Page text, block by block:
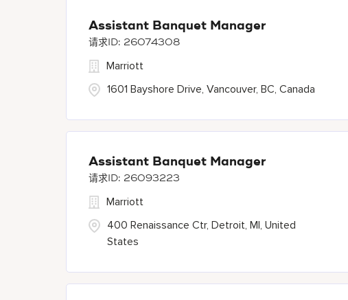
Assistant Banquet Manager
26074308
1601 Bayshore Drive, Vancouver, BC, Canada
Marriott
Assistant Banquet Manager
26093223
400 Renaissance Ctr, Detroit, MI, United
States
Marriott